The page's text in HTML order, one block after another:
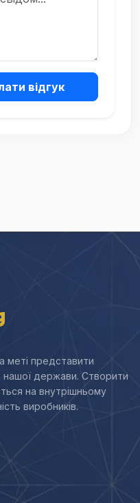
відгук
меті представити
нашої держави. Створити
на внутрішньому
виробників.